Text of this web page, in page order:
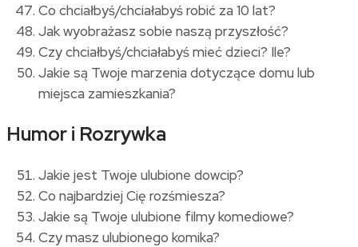
Co chciałbyś/chciałabyś robić za 10 lat?
Jak wyobrażasz sobie naszą przyszłość?
Czy chciałbyś/chciałabyś mieć dzieci? Ile?
Jakie są Twoje marzenia dotyczące domu lub
miejsca zamieszkania?
Humor i Rozrywka
Jakie jest Twoje ulubione dowcip?
Co najbardziej Cię rozśmiesza?
Jakie są Twoje ulubione filmy komediowe?
Czy masz ulubionego komika?